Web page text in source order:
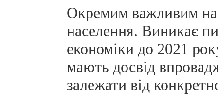
Окремим важливим
населення. Виникає
економіки до 2021
мають досвід
залежати від